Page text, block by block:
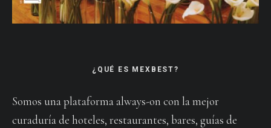
¿QUÉ ES MEXBEST?
Somos una plataforma always-on con la mejor
curaduría de hoteles, restaurantes, bares, guías de